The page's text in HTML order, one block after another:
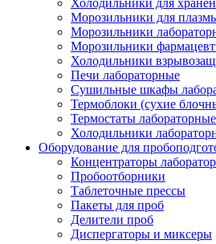
Холодильники для
Морозильники для
Морозильники
Морозильники
Холодильники
Печи лабораторные
Сушильные шкафы
Термоблоки (сухие
Термостаты лабораторные
Холодильники
Оборудование для
Концентраторы
Пробоотборники
Таблеточные прессы
Пакеты для проб
Делители проб
Диспергаторы и миксеры